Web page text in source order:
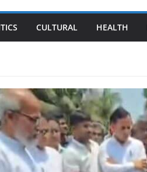
CULTURAL HEALTH